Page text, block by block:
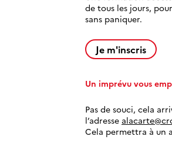
de tous les jours,
sans paniquer.
Je m'inscris
Un imprévu vous
Pas de souci, cela
l’adresse
Cela permettra à un